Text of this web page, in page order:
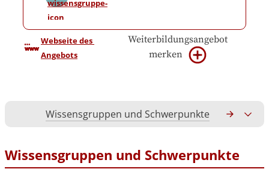
Webseite des
Angebots
Weiterbildungsangebot
merken
Wissensgruppen und Schwerpunkte
Wissensgruppen und Schwerpunkte